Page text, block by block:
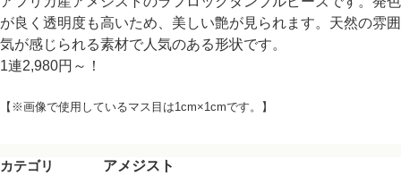
が良く透明度も高いため、美しい艶が見られます。天然の雰囲
気が感じられる素材で人気のある形状です。
1連2,980円～！
【※画像で使用しているマス目は1cm×1cmです。】
カテゴリ
アメジスト